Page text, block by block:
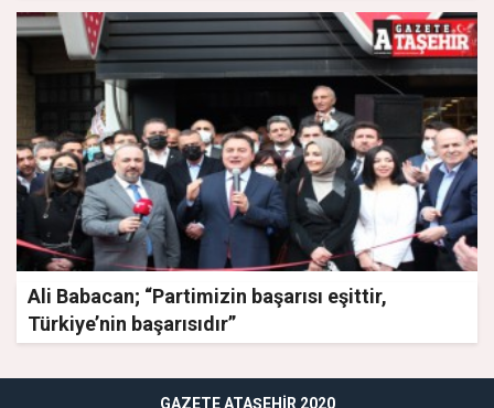
Ali Babacan; “Partimizin başarısı eşittir,
Türkiye’nin başarısıdır”
GAZETE ATAŞEHIR 2020